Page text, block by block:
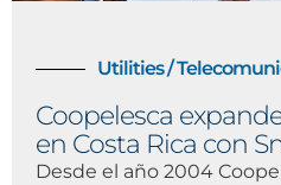
Utilities /
Coopelesca
en Costa Rica con
Desde el año 2004